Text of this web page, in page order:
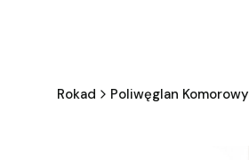
Rokad Poliwęglan Komorowy